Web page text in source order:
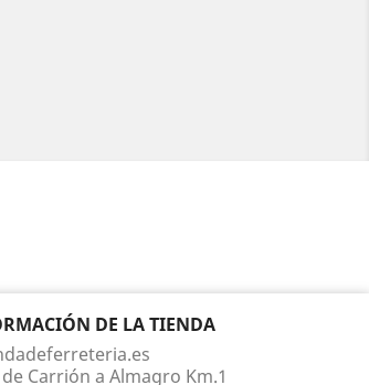
DE LA TIENDA
Carrión a Almagro Km.1